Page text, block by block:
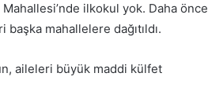
ilkokul yok. Daha önce
mahallelere dağıtıldı.
aileleri büyük maddi külfet